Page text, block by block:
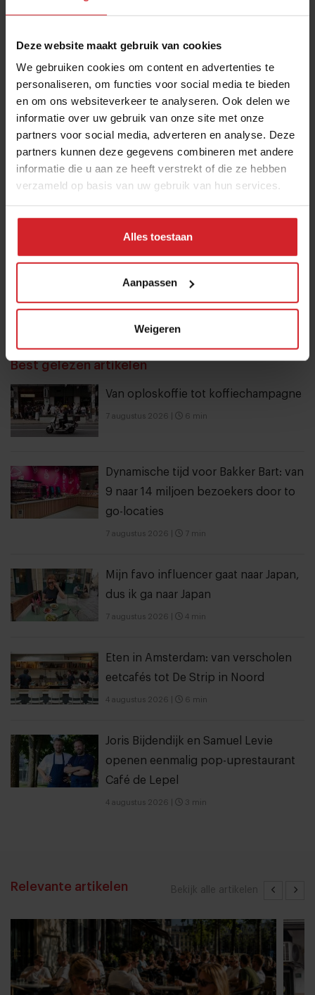
Deze website maakt gebruik van cookies
We gebruiken cookies om content en advertenties te
personaliseren, om functies voor social media te bieden
en om ons websiteverkeer te analyseren. Ook delen we
informatie over uw gebruik van onze site met onze
partners voor social media, adverteren en analyse. Deze
partners kunnen deze gegevens combineren met andere
informatie die u aan ze heeft verstrekt of die ze hebben
verzameld op basis van uw gebruik van hun services.
Alles toestaan
Aanpassen
Weigeren
Meld je aan voor de nieuwsbrief
Ja, ik wil graag drie keer per week de nieuwsbrief
interviews van Food Inspiration per e-mail.
Best gelezen artikelen
Van oploskoffie tot koffiechampagne
7 augustus 2026 6 min
Dynamische tijd voor Bakker Bart: van
9 naar 14 miljoen bezoekers door to
go-locaties
7 augustus 2026 7 min
Mijn favo influencer gaat naar Japan,
dus ik ga naar Japan
7 augustus 2026 4 min
Eten in Amsterdam: van verscholen
eetcafés tot De Strip in Noord
4 augustus 2026 6 min
Joris Bijdendijk en Samuel Levie
openen eenmalig pop-uprestaurant
Café de Lepel
4 augustus 2026 3 min
Bekijk alle artikelen
Relevante artikelen